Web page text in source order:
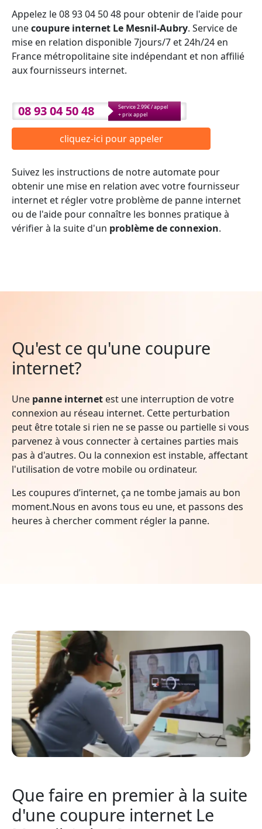
Appelez le 08 93 04 50 48 pour obtenir de l'aide pour
unecoupure internet Le Mesnil-Aubry. Service de
mise en relation disponible 7jours/7 et 24h/24 en
France métropolitaine site indépendant et non affilié
aux fournisseurs internet.
08 93 04 50 48
Service 2.99€ / appel
+ prix appel
cliquez-ici pour appeler
Suivez les instructions de notre automate pour
obtenir une mise en relation avec votre fournisseur
internet et régler votre problème de panne internet
ou de l'aide pour connaître les bonnes pratique à
vérifier à la suite d'un problème de connexion.
Qu'est ce qu'une coupure
internet?
Une panne internet est une interruption de votre
connexion au réseau internet. Cette perturbation
peut être totale si rien ne se passe ou partielle si vous
parvenez à vous connecter à certaines parties mais
pas à d'autres. Ou la connexion est instable, affectant
l'utilisation de votre mobile ou ordinateur.
Les coupures d’internet, ça ne tombe jamais au bon
moment.Nous en avons tous eu une, et passons des
heures à chercher comment régler la panne.
Que faire en premier à la suite
d'une coupure internet Le